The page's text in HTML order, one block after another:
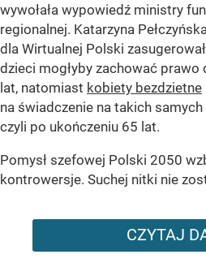
wywołała wypowiedź ministry
regionalnej. Katarzyna
dla Wirtualnej Polski
dzieci mogłyby zachować
lat, natomiast kobiety bezdzietne
na świadczenie na takich
czyli po ukończeniu 65 lat.
Pomysł szefowej Polski 2050
kontrowersje. Suchej nitki nie
CZYTAJ